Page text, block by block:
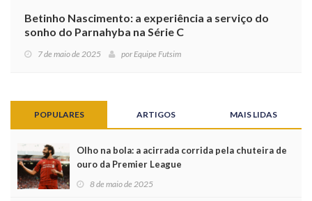
Betinho Nascimento: a experiência a serviço do
sonho do Parnahyba na Série C
7 de maio de 2025 porEquipe Futsim
POPULARES ARTIGOS MAIS LIDAS
Olho na bola: a acirrada corrida pela chuteira de
ouro da Premier League
8 de maio de 2025